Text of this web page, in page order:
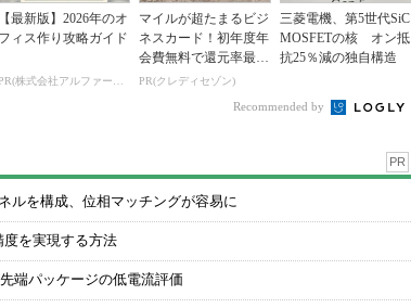
【最新版】2026年のオ
フィス作り攻略ガイド
PR(株式会社アルファーテクノ)
マイルが超たまるビジ
ネスカード！初年度年
会費無料で還元率最大
1.125%
PR(クレディセゾン)
三菱電機、第5世代SiC
MOSFETの核 オン抵
抗25％減の独自構造
Recommended by
PR
ルを構成、位相マッチングが容易に
を実現する方法
端パッケージの低電流評価